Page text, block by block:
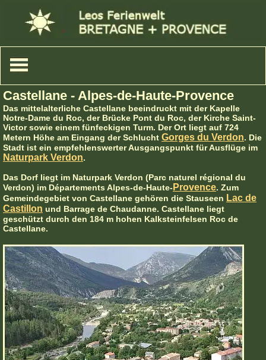
Castellane - Alpes-de-Haute-Provence
Das mittelalterliche Castellane beeindruckt mit der Kapelle
Notre-Dame du Roc, der Brücke Pont du Roc, der Kirche Saint-
Victor sowie einem fünfeckigen Turm. Der Ort liegt auf 724
Metern Höhe am Eingang der Schlucht Gorges du Verdon. Die
Stadt ist ein empfehlenswerter Ausgangspunkt für Ausflüge im
Naturpark Verdon.
Das Dorf liegt im Naturpark Verdon (Parc naturel régional du
Verdon) im Départements Alpes-de-Haute- Provence. Zum
Gemeindegebiet von Castellane gehören die Stauseen Lac de
Castillon und Barrage de Chaudanne. Castellane liegt
geschützt durch den 184 m hohen Kalksteinfelsen Roc de
Castellane.